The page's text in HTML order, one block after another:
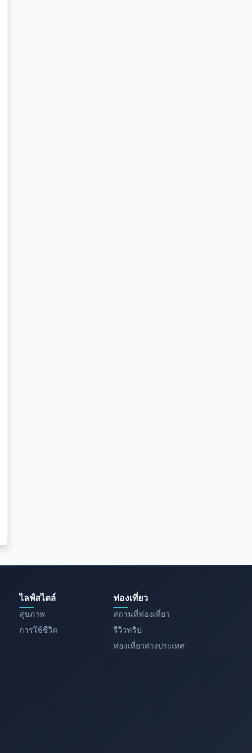
ไลฟ์สไตล์
สุขภาพ
การใช้ชีวิต
ท่องเที่ยว
สถานที่ท่องเที่ยว
รีวิวทริป
ท่องเที่ยวต่างประเทศ